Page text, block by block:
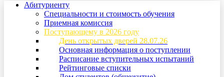
Абитуриенту
Специальности и стоимость обучения
Приемная комиссия
Поступающему в 2026 году
День открытых дверей 28.07.26
Основная информация о поступлении
Расписание вступительных испытаний
Рейтинговые списки